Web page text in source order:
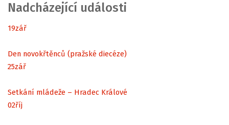
Nadcházející události
19zář
Den novokřtěnců (pražské diecéze)
25zář
Setkání mládeže – Hradec Králové
02říj